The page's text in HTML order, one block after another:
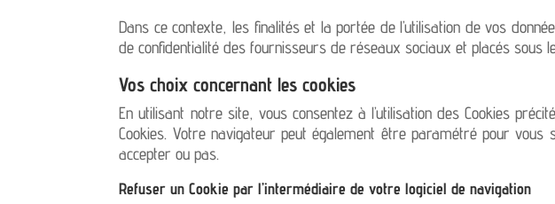
Dans ce contexte, les finalités et la portée de l’utilisation de vos
de confidentialité des fournisseurs de réseaux sociaux et placés sous
Vos choix concernant les cookies
En utilisant notre site, vous consentez à l’utilisation des Cookies
Cookies. Votre navigateur peut également être paramétré pour
accepter ou pas.
Refuser un Cookie par l’intermédiaire de votre logiciel de navigation